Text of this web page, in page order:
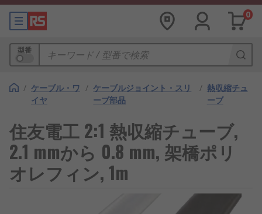
0
型番
/ ケーブル・ワ
イヤ
/ ケーブルジョイント・スリ
ーブ部品
/ 熱収縮チュ
ーブ
住友電工 2:1 熱収縮チューブ,
2.1 mmから 0.8 mm, 架橋ポリ
オレフィン, 1m